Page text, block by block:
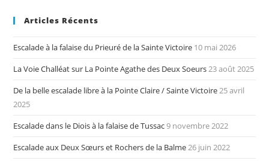
Articles Récents
Escalade à la falaise du Prieuré de la Sainte Victoire 10 mai 2026
La Voie Challéat sur La Pointe Agathe des Deux Soeurs23 août 2025
De la belle escalade libre à la Pointe Claire / Sainte Victoire25 avril
2025
Escalade dans le Diois à la falaise de Tussac9 novembre 2022
Escalade aux Deux Sœurs et Rochers de la Balme26 juin 2022